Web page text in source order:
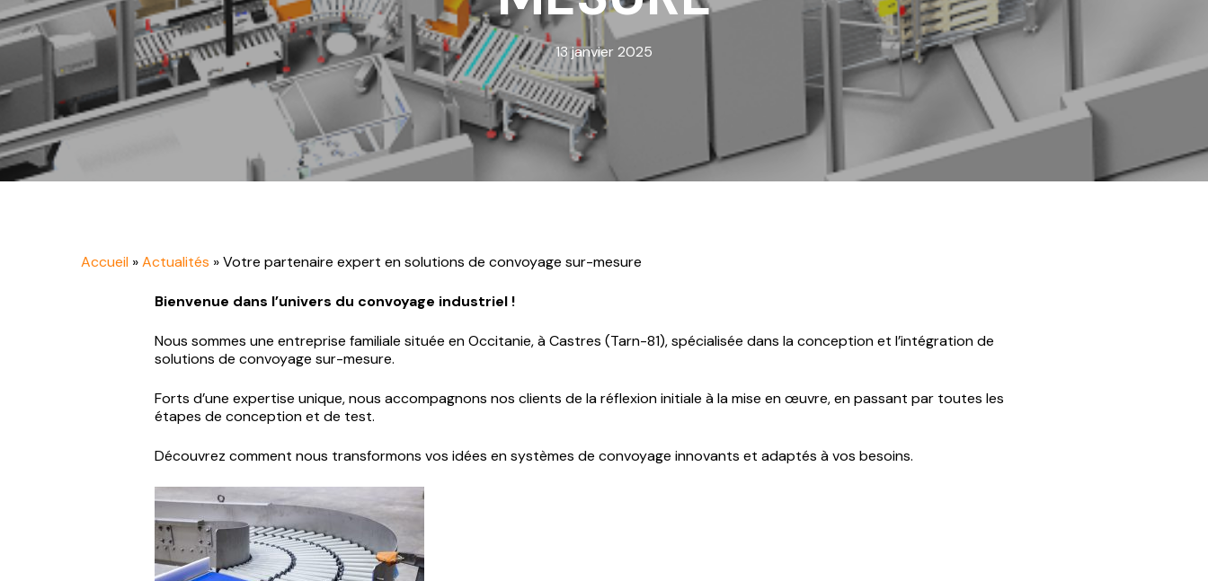
Autres convoyeurs
industriels
Industrie de
l’Embouteillage
Industrie du Bâtiments
Industrie du Textile
Actualités
13 janvier 2025
Accueil »Actualités »Votre partenaire expert en solutions de convoyage sur-mesure
Bienvenue dans l’univers du convoyage industriel !
Nous sommes une entreprise familiale située en Occitanie, à Castres (Tarn-81), spécialisée dans la conception et l’intégration de
solutions de convoyage sur-mesure.
Forts d’une expertise unique, nous accompagnons nos clients de la réflexion initiale à la mise en œuvre, en passant par toutes les
étapes de conception et de test.
Découvrez comment nous transformons vos idées en systèmes de convoyage innovants et adaptés à vos besoins.